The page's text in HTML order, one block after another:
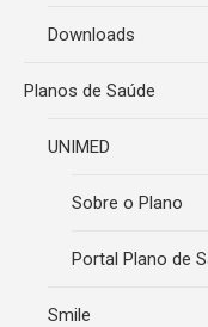
Downloads
Planos de Saúde
UNIMED
Sobre o Plano
Portal Plano de
Smile